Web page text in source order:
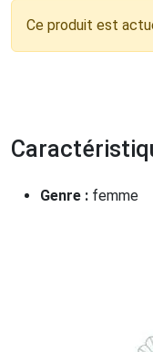
Ce produit est
Genre : femme